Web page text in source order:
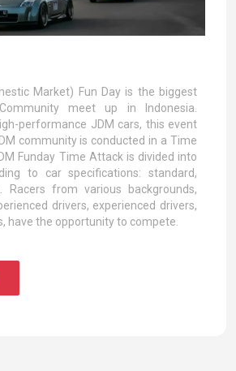
Market) Fun Day is the biggest
meet up in Indonesia.
performance JDM cars, this event
community is conducted in a Time
Funday Time Attack is divided into
to car specifications: standard,
Racers from various backgrounds,
drivers, experienced drivers,
have the opportunity to compete.